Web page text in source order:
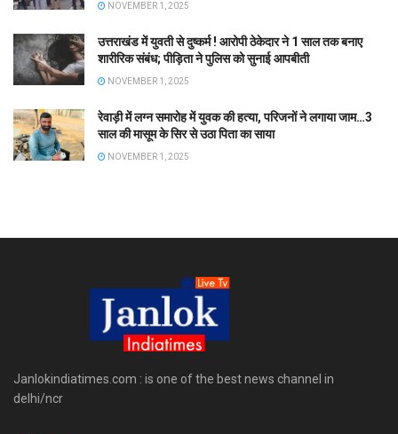
NOVEMBER 1, 2025
उत्तराखंड में युवती से दुष्कर्म ! आरोपी ठेकेदार ने 1 साल तक बनाए
शारीरिक संबंध; पीड़िता ने पुलिस को सुनाई आपबीती
NOVEMBER 1, 2025
रेवाड़ी में लग्न समारोह में युवक की हत्या, परिजनों ने लगाया जाम…3
साल की मासूम के सिर से उठा पिता का साया
NOVEMBER 1, 2025
Janlokindiatimes.com : is one of the best news channel in
delhi/ncr